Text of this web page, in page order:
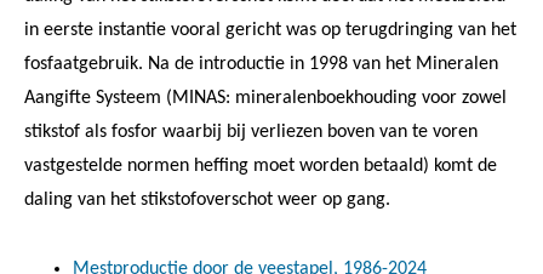
in eerste instantie vooral gericht was op terugdringing van het
fosfaatgebruik. Na de introductie in 1998 van het Mineralen
Aangifte Systeem (MINAS: mineralenboekhouding voor zowel
stikstof als fosfor waarbij bij verliezen boven van te voren
vastgestelde normen heffing moet worden betaald) komt de
daling van het stikstofoverschot weer op gang.
Mestproductie door de veestapel, 1986-2024